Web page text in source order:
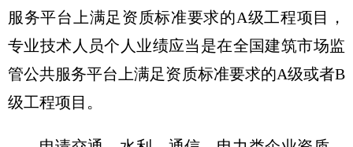
服务平台上满足资质标准要求的A级工程项目，
专业技术人员个人业绩应当是在全国建筑市场监
管公共服务平台上满足资质标准要求的A级或者B
级工程项目。